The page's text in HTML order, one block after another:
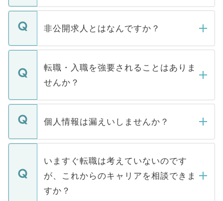
ご登録いただきましたら、弊社担当者がご
登録内容を確認し、その後メールもしくは
ます。通常、5営業日以内にはご連絡をせて
いただきますので、しばらくお待ちくださ
い。
非公開求人とはなんですか？
マイナビDOCTORで取り扱っている求人の
うち約3割は、Webサイトからご覧いただ
けない「非公開求人」です。非公開求人は
下記の理由によって、一般には公開してい
ません。
■応募殺到を避けるため 人気のある医療機
関を公にしてしまうと、応募が殺到する場
に、医療機関が求める条件に合った人材の
みを人材紹介会社に依頼するケースが増え
ています。
転職・入職を強要されることはありま
せんか？
転職・入職を強要することは一切ありませ
ん。また、仮に応募先から内定をいただい
定を承諾する必要はありません。内定先へ
の辞退の連絡はキャリアパートナーが行い
ますので、ご安心ください。
個人情報は漏えいしませんか？
個人情報が漏えいすることはありませんの
で、ご安心ください。当サイトからの登録
などで収集したご登録者様の個人情報は、
ご本人のキャリアアップおよび転職活動の
支援を目的に使用いたします。お預かりし
いますぐ転職は考えていないのです
が、これからのキャリアを相談できま
すか？